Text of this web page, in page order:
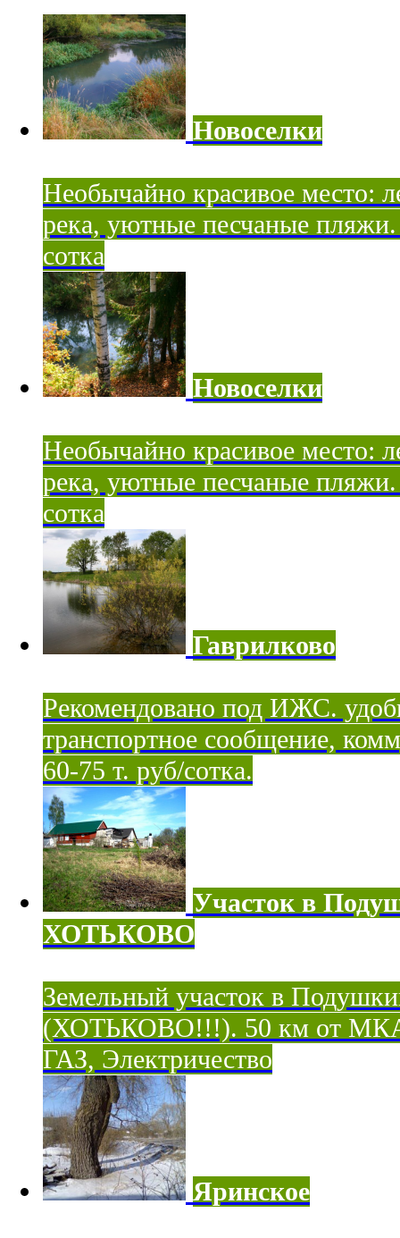
Новоселки
Необычайно красивое место:
река, уютные песчаные
сотка
Новоселки
Необычайно красивое место:
река, уютные песчаные
сотка
Гаврилково
Рекомендовано под ИЖС.
транспортное сообщение,
60-75 т. руб/сотка.
Участок в
ХОТЬКОВО
Земельный участок в
(ХОТЬКОВО!!!). 50 км от
ГАЗ, Электричество
Яринское